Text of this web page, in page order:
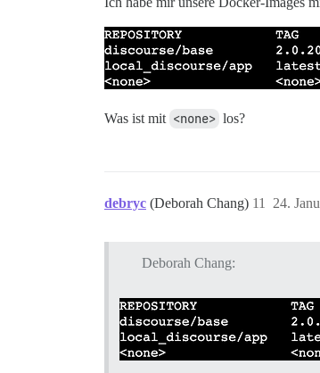
Was ist mit <none> los?
debryc (Deborah Chang) 24.
11
Deborah Chang: